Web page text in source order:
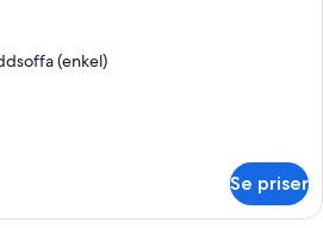
(enkel)
Se priser